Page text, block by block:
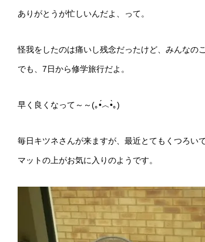
ありがとうが忙しいんだよ、って。
怪我をしたのは痛いし残念だったけど、みんなの
でも、7日から修学旅行だよ。
早く良くなって～～(｡•́︿•̀｡)
毎日キツネさんが来ますが、最近とてもくつろい
マットの上がお気に入りのようです。